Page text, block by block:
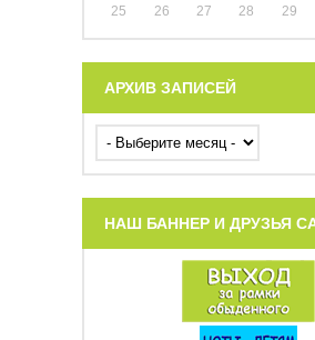
25 26 27 28 29
АРХИВ ЗАПИСЕЙ
НАШ БАННЕР И ДРУЗЬЯ